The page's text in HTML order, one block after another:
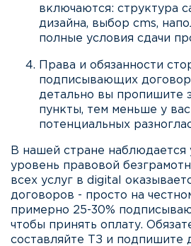
включаются: структура
дизайна, выбор cms,
полные условия сдачи
Права и обязанности
подписывающих
детально вы пропишите
пункты, тем меньше у
потенциальных
В нашей стране
уровень правовой
всех услуг в digital
договоров - просто на
примерно 25-30%
чтобы принять оплату.
составляйте ТЗ и подпишите